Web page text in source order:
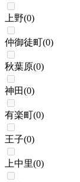
上野(0)
仲御徒町(0)
秋葉原(0)
神田(0)
有楽町(0)
王子(0)
上中里(0)